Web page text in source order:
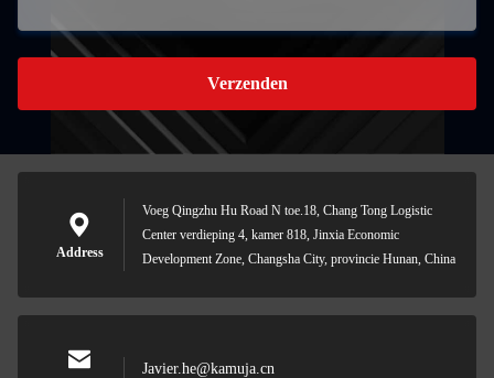
Verzenden
Address
Voeg Qingzhu Hu Road N toe.18, Chang Tong Logistic
Center verdieping 4, kamer 818, Jinxia Economic
Development Zone, Changsha City, provincie Hunan, China
Javier.he@kamuja.cn